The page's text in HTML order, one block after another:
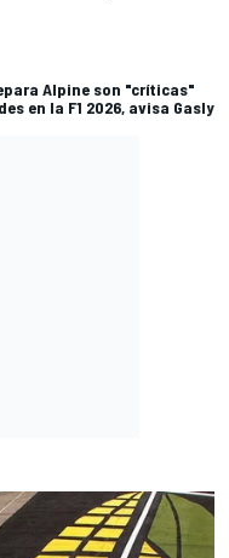
Alpine son "críticas"
en la F1 2026, avisa Gasly